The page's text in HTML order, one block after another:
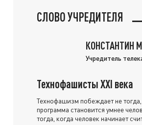
СЛОВО УЧРЕДИТЕЛЯ
КОНСТАНТИН
Учредитель
Технофашисты XXI века
Технофашизм побеждает не
программа становится умнее
тогда, когда человек начинает